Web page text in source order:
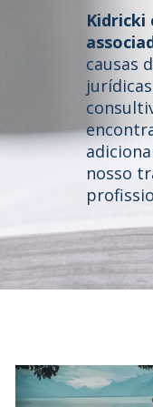
Kidricki
causas
nosso